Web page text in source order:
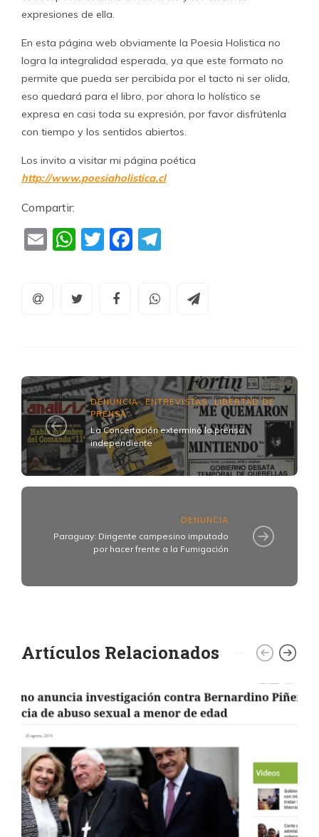
expresiones de ella.
En esta página web obviamente la Poesia Holistica no
logra la integralidad esperada, ya que este formato no
permite que pueda ser percibida por el tacto ni ser olida,
eso quedará para el libro, por ahora lo holístico se
expresa en casi toda su expresión, por favor disfrútenla
con tiempo y los sentidos abiertos.
Los invito a visitar mi página poética
http://www.poesiaholistica.cl
Compartir:
EmailWhatsApp
TwitterFacebook
DENUNCIA,ENTREVISTAS, LIBERTAD DE
PRENSA
La Concertación exterminó la prensa
independiente
DENUNCIA
Paraguay: Dirigente campesino imputado
por hacer frente a la Fumigación
Artículos Relacionados